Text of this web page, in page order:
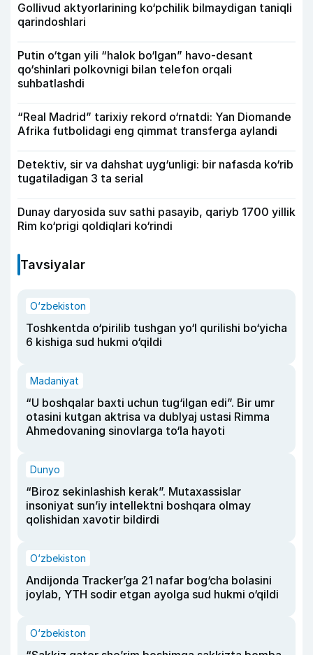
Gollivud aktyorlarining ko‘pchilik bilmaydigan taniqli
qarindoshlari
Putin o‘tgan yili “halok bo‘lgan” havo-desant
qo‘shinlari polkovnigi bilan telefon orqali
suhbatlashdi
“Real Madrid” tarixiy rekord o‘rnatdi: Yan Diomande
Afrika futbolidagi eng qimmat transferga aylandi
Detektiv, sir va dahshat uyg‘unligi: bir nafasda ko‘rib
tugatiladigan 3 ta serial
Dunay daryosida suv sathi pasayib, qariyb 1700 yillik
Rim ko‘prigi qoldiqlari ko‘rindi
Tavsiyalar
O‘zbekiston
Toshkentda o‘pirilib tushgan yo‘l qurilishi bo‘yicha
6 kishiga sud hukmi o‘qildi
Madaniyat
“U boshqalar baxti uchun tug‘ilgan edi”. Bir umr
otasini kutgan aktrisa va dublyaj ustasi Rimma
Ahmedovaning sinovlarga to‘la hayoti
Dunyo
“Biroz sekinlashish kerak”. Mutaxassislar
insoniyat sun’iy intellektni boshqara olmay
qolishidan xavotir bildirdi
O‘zbekiston
Andijonda Tracker’ga 21 nafar bog‘cha bolasini
joylab, YTH sodir etgan ayolga sud hukmi o‘qildi
O‘zbekiston